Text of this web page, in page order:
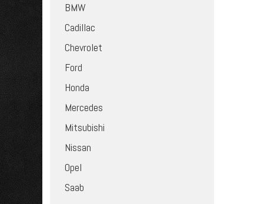
BMW
Cadillac
Chevrolet
Ford
Honda
Mercedes
Mitsubishi
Nissan
Opel
Saab